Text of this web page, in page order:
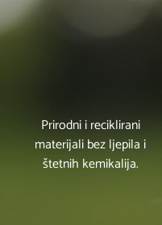
Prirodni i reciklirani
materijali bez ljepila i
štetnih kemikalija.